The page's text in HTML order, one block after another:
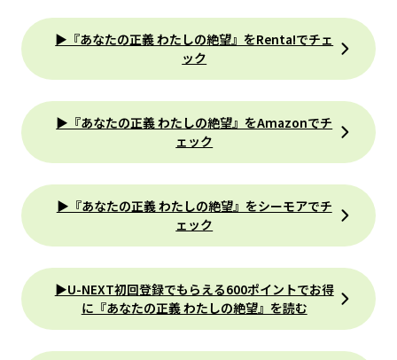
▶『あなたの正義 わたしの絶望』をRenta!でチェ
ック
▶『あなたの正義 わたしの絶望』をAmazonでチ
ェック
▶『あなたの正義 わたしの絶望』をシーモアでチ
ェック
▶U-NEXT初回登録でもらえる600ポイントでお得
に『あなたの正義 わたしの絶望』を読む